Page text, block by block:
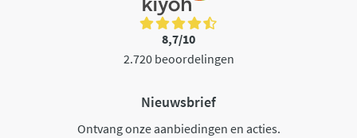
8,7/10
2.720 beoordelingen
Nieuwsbrief
Ontvang onze aanbiedingen en acties.